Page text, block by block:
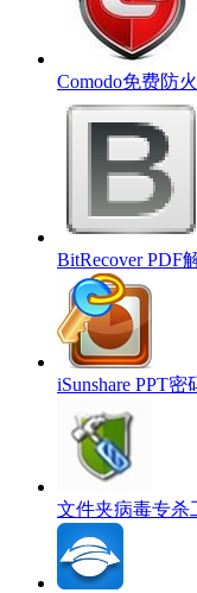
Comodo免费防
BitRecover PDF
iSunshare PPT
文件夹病毒专杀